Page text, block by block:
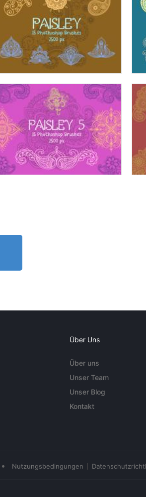
Über Uns
Über uns
Unser Team
Unser Blog
Kontakt
• Nutzungsbedingungen